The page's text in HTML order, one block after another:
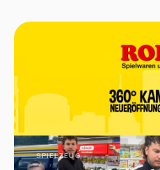
SPIELZEUG